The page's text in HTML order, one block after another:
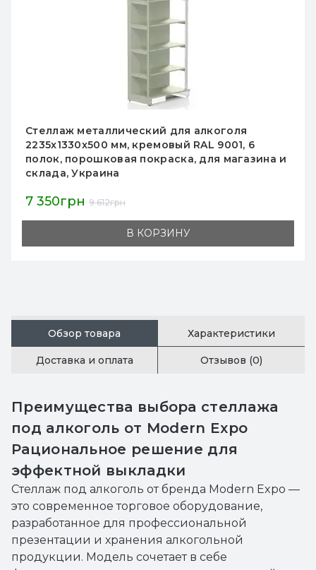
Стеллаж металлический Modern Expo для
дисков 2235х1000х500 мм, пристенный,
кремовый, порошковое покрытие, для
склада и магазина
22 510грн 25 015грн
В КОРЗИНУ
Обзор товара Характеристики
Доставка и оплата Отзывов (0)
Преимущества выбора стеллажа
под алкоголь от Modern Expo
Рациональное решение для
эффектной выкладки
Стеллаж под алкоголь от бренда Modern Expo —
это современное торговое оборудование,
разработанное для профессиональной
презентации и хранения алкогольной
продукции. Модель сочетает в себе